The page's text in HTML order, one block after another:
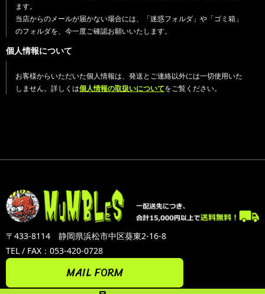
ます。
当店からのメールが届かない場合には、「迷惑フォルダ」や「ゴミ箱」
のフォルダを、今一度ご確認お願いいたします。
個人情報について
お客様からいただいた個人情報は、発送とご連絡以外には一切使用いた
しません。詳しくは個人情報の取扱いについてをご覧ください。
〒433-8114 静岡県浜松市中区葵東2-16-8
TEL / FAX：053-420-0728
MAIL FORM